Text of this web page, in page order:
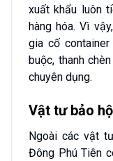
xuất khẩu luôn
hàng hóa. Vì
gia cố
buộc, thanh
chuyên dụng.
Vật tư bảo
Ngoài các vật
Đông Phú Tiên